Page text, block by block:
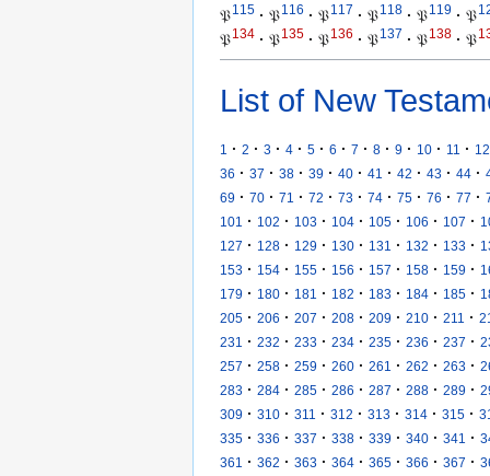
𝔓115 · 𝔓116 · 𝔓117 · 𝔓118 · 𝔓119 · 𝔓
𝔓134 · 𝔓135 · 𝔓136 · 𝔓137 · 𝔓138 · 𝔓
List of New
1 · 2 · 3 · 4 · 5 · 6 · 7 · 8 · 9 · 10 · 11 · 12
36 · 37 · 38 · 39 · 40 · 41 · 42 · 43 · 44 ·
69 · 70 · 71 · 72 · 73 · 74 · 75 · 76 · 77 ·
101
· 102 · 103 · 104 · 105 · 106 · 107 ·
127 · 128 · 129 · 130 · 131 · 132 · 133 ·
153 · 154 · 155 · 156 · 157 · 158 · 159 ·
179 · 180 · 181 · 182 · 183 · 184 · 185 ·
205 · 206 · 207 · 208 · 209 · 210 · 211 ·
231
· 232 · 233 · 234 · 235 · 236 · 237 ·
257 · 258 · 259 · 260 · 261 · 262 · 263 ·
283 · 284 · 285 · 286 · 287 · 288 · 289 ·
309 · 310 · 311 · 312 · 313 · 314 · 315 ·
335 · 336 · 337 · 338 · 339 · 340 · 341 ·
361
· 362 · 363 · 364 · 365 · 366 · 367 ·